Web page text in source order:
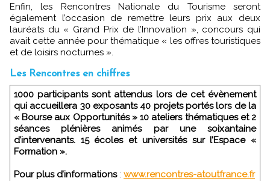
Enfin, les Rencontres Nationale du Tourisme seront
également l’occasion de remettre leurs prix aux deux
lauréats du « Grand Prix de l’Innovation », concours qui
avait cette année pour thématique « les offres touristiques
et de loisirs nocturnes ».
Les Rencontres en chiffres
1000 participants sont attendus lors de cet évènement
qui accueillera 30 exposants 40 projets portés lors de la
« Bourse aux Opportunités » 10 ateliers thématiques et 2
séances plénières animés par une soixantaine
d’intervenants. 15 écoles et universités sur l’Espace «
Formation ».
Pour plus d’informations: www.rencontres-atoutfrance.fr